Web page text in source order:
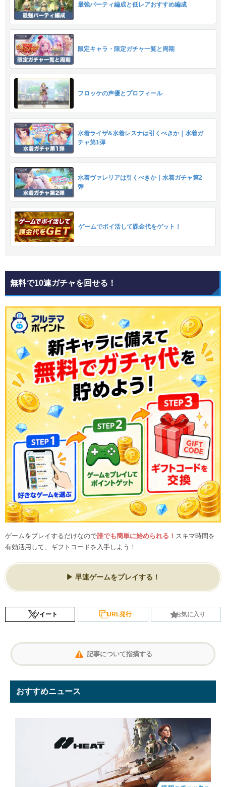
最強パーティ編成と低レアおすすめ編成
限定キャラ・限定ガチャ一覧と周期
フロッケの声優とプロフィール
水着ライザ&水着レスナは引くべきか｜水着ガ
チャ第1弾
水着ヴァレリアは引くべきか｜水着ガチャ第2
弾
ゲームでポイ活して課金代をゲット！
無料で10連ガチャを回せる！
ゲームをプレイするだけなので誰でも簡単に始められる！ スキマ時間を
有効活用して、ギフトコードを入手しよう！
早速ゲームをプレイする！
ツイート URL発行 お気に入り
記事について指摘する
おすすめニュース